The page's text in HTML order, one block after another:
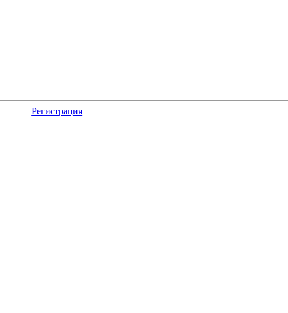
Регистрация